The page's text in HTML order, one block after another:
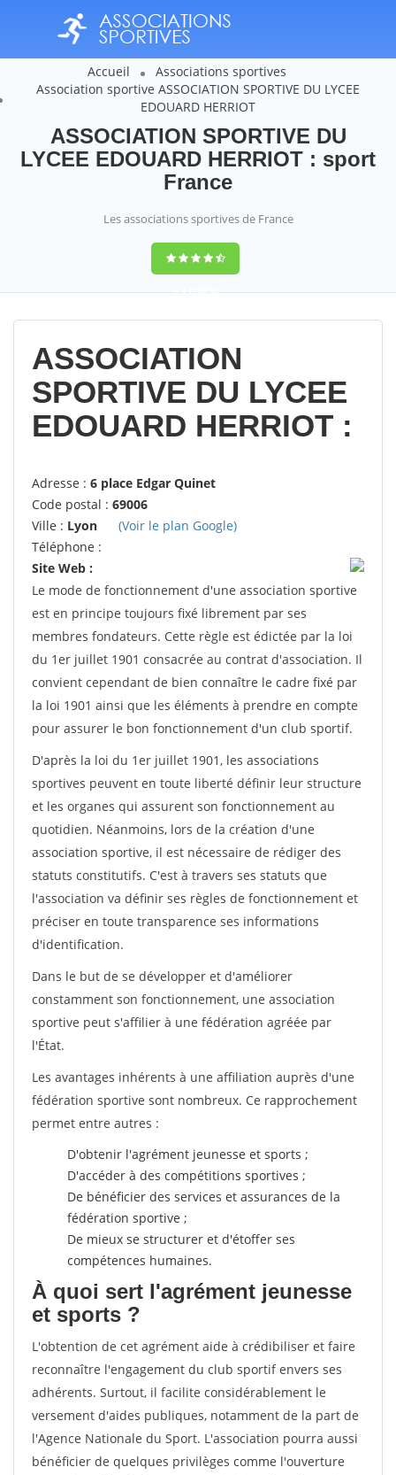
Accueil
Associations sportives
Association sportive ASSOCIATION SPORTIVE DU LYCEE
EDOUARD HERRIOT
ASSOCIATION SPORTIVE DU
LYCEE EDOUARD HERRIOT : sport
France
Les associations sportives de France
9,4(100%)
14358votes
ASSOCIATION
SPORTIVE DU LYCEE
EDOUARD HERRIOT :
Adresse : 6 place Edgar Quinet
Code postal : 69006
Ville : Lyon
(Voir le plan Google)
Téléphone :
Site Web :
Le mode de fonctionnement d'une association sportive
est en principe toujours fixé librement par ses
membres fondateurs. Cette règle est édictée par la loi
du 1er juillet 1901 consacrée au contrat d'association. Il
convient cependant de bien connaître le cadre fixé par
la loi 1901 ainsi que les éléments à prendre en compte
pour assurer le bon fonctionnement d'un club sportif.
D'après la loi du 1er juillet 1901, les associations
sportives peuvent en toute liberté définir leur structure
et les organes qui assurent son fonctionnement au
quotidien. Néanmoins, lors de la création d'une
association sportive, il est nécessaire de rédiger des
statuts constitutifs. C'est à travers ses statuts que
l'association va définir ses règles de fonctionnement et
préciser en toute transparence ses informations
d'identification.
Dans le but de se développer et d'améliorer
constamment son fonctionnement, une association
sportive peut s'affilier à une fédération agréée par
l'État.
Les avantages inhérents à une affiliation auprès d'une
fédération sportive sont nombreux. Ce rapprochement
permet entre autres :
D'obtenir l'agrément jeunesse et sports ;
D'accéder à des compétitions sportives ;
De bénéficier des services et assurances de la
fédération sportive ;
De mieux se structurer et d'étoffer ses
compétences humaines.
À quoi sert l'agrément jeunesse
et sports ?
L'obtention de cet agrément aide à crédibiliser et faire
reconnaître l'engagement du club sportif envers ses
adhérents. Surtout, il facilite considérablement le
versement d'aides publiques, notamment de la part de
l'Agence Nationale du Sport. L'association pourra aussi
bénéficier de quelques privilèges comme l'ouverture